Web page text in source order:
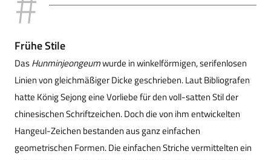
Frühe Stile
DasHunminjeongeumwurde in winkelförmigen, serifenlosen
Linien von gleichmäßiger Dicke geschrieben. Laut Bibliografen
hatte König Sejong eine Vorliebe für den voll-satten Stil der
chinesischen Schriftzeichen. Doch die von ihm entwickelten
Hangeul-Zeichen bestanden aus ganz einfachen
geometrischen Formen. Die einfachen Striche vermittelten ein